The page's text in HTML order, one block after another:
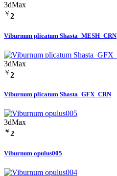
3dMax
￥ 2
Viburnum plicatum Shasta_MESH_CRN
3dMax
￥ 2
Viburnum plicatum Shasta_GFX_CRN
3dMax
￥ 2
Viburnum opulus005